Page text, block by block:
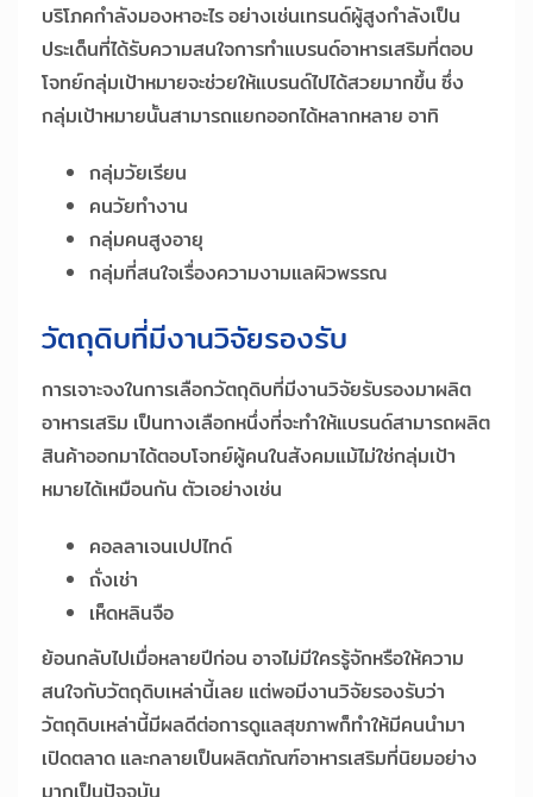
บริโภคกำลังมองหาอะไร อย่างเช่นเทรนด์ผู้สูงกำลังเป็น
ประเด็นที่ได้รับความสนใจการทำแบรนด์อาหารเสริมที่ตอบ
โจทย์กลุ่มเป้าหมายจะช่วยให้แบรนด์ไปได้สวยมากขึ้น ซึ่ง
กลุ่มเป้าหมายนั้นสามารถแยกออกได้หลากหลาย อาทิ
กลุ่มวัยเรียน
คนวัยทำงาน
กลุ่มคนสูงอายุ
กลุ่มที่สนใจเรื่องความงามแลผิวพรรณ
วัตถุดิบที่มีงานวิจัยรองรับ
การเจาะจงในการเลือกวัตถุดิบที่มีงานวิจัยรับรองมาผลิต
อาหารเสริม เป็นทางเลือกหนึ่งที่จะทำให้แบรนด์สามารถผลิต
สินค้าออกมาได้ตอบโจทย์ผู้คนในสังคมแม้ไม่ใช่กลุ่มเป้า
หมายได้เหมือนกัน ตัวเอย่างเช่น
คอลลาเจนเปปไทด์
ถั่งเช่า
เห็ดหลินจือ
ย้อนกลับไปเมื่อหลายปีก่อน อาจไม่มีใครรู้จักหรือให้ความ
สนใจกับวัตถุดิบเหล่านี้เลย แต่พอมีงานวิจัยรองรับว่า
วัตถุดิบเหล่านี้มีผลดีต่อการดูแลสุขภาพก็ทำให้มีคนนำมา
เปิดตลาด และกลายเป็นผลิตภัณฑ์อาหารเสริมที่นิยมอย่าง